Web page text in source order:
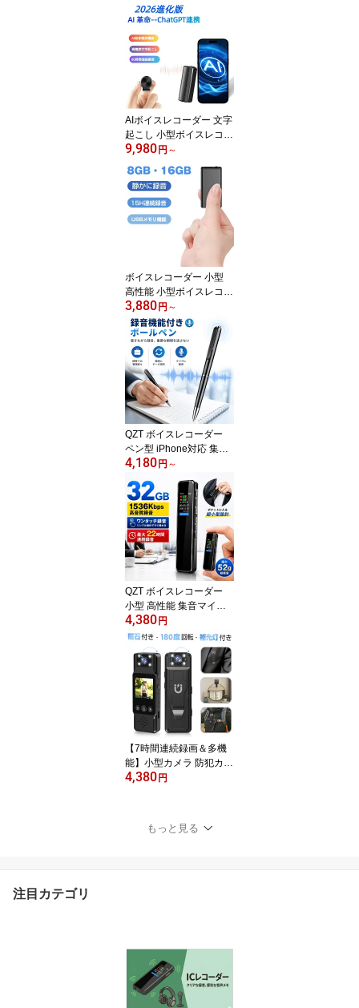
プ 超静音 卓上扇風機 US
B扇風機 ミニ扇風機 小型
扇風機 USB扇風機 手持
ち扇風機 大風量 10時間
連続作動 角度調整 長持
ち コンパクト 軽量 usb
充電 涼しい オフィス
AIボイスレコーダー 文字
起こし 小型ボイスレコー
ダー ChatGPT連携 自動
要約 マインドマップ作成
AI話者識別 58言語翻訳
同時通訳 小型 ICレコー
ダー 80時間連続録音 AI
ノイズキャンセル Blueto
oth5.0 高精度 ボイスメ
モ/議事録作成 iPhone/An
droid対応 マグネット対
応
9,980 円 ～
ボイスレコーダー 小型
高性能 小型ボイスレコー
ダー 集音マイク ICレコ
ーダー 録音機 長時間録
音 最大568時間保存 高音
質 自動録音 vor音声感知
スマホ転送 OTG対応 MP
3プレーヤー 小さい ミニ
軽量 携帯便利 セクハラ
対策/浮気調査
3,880 円 ～
QZT ボイスレコーダー
ペン型 iPhone対応 集音
マイク ペン型ボイスレコ
ーダー バレない 高性能
小型 長時間録音 小型ボ
イスレコーダー 録音機 ic
レコーダー 高音質 21時
間連続録音 自動録音 収
録 PC/スマホ直結 人間工
学設計 極細 音楽 mp3プ
レーヤー 浮気調査/セク
ハラ
4,180 円 ～
QZT ボイスレコーダー
小型 高性能 集音マイク
録音機 ICレコーダー 小
型ボイスレコーダー 高音
質 長時間録音 22時間連
続録音 タイマー録音 分
割録音 自動録音 自動保
存 倍速再生 リピート再
生 スマホ転送 OTG対応
パスワード保護 MP3プレ
ーヤー 薄型 usb充電 証
拠/浮気調査
4,380 円
【7時間連続録画＆多機
能】小型カメラ 防犯カメ
ラ 小型 高性能 高画質 7
ー 補光灯付き スマホ転
送 180度画面回転 磁力付
4,380 円
もっと見る
注目カテゴリ